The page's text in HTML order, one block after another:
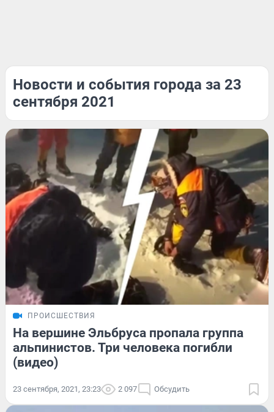
Новости и события города за 23
сентября 2021
ПРОИСШЕСТВИЯ
На вершине Эльбруса пропала группа
альпинистов. Три человека погибли
(видео)
23 сентября, 2021, 23:23 2 097 Обсудить